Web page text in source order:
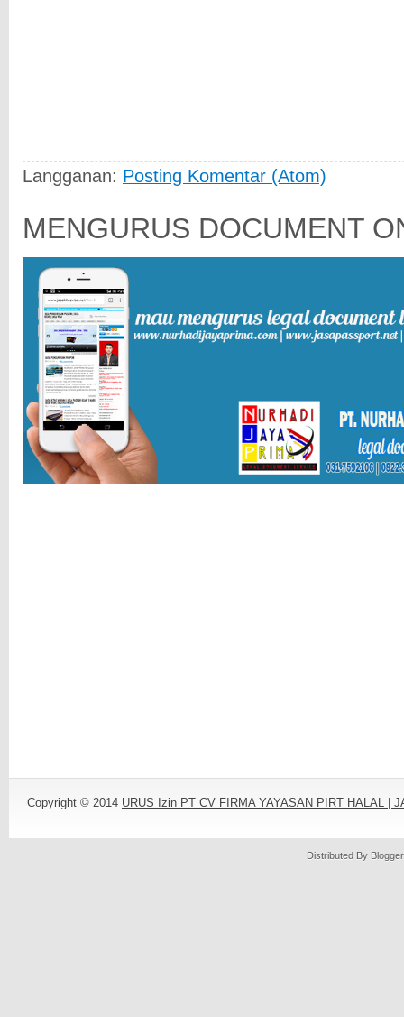
Langganan: Posting Komentar (Atom)
MENGURUS DOCUMENT
Copyright © 2014 URUS Izin PT CV FIRMA YAYASAN PIRT HALAL |
Distributed By